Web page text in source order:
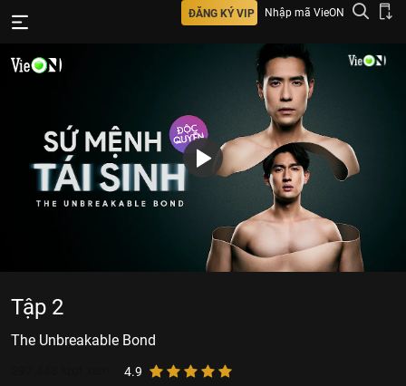
ĐĂNG KÝ VIP Nhập mã VieON
Tập 2
The Unbreakable Bond
4.9